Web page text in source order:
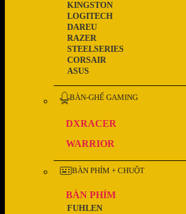
ASUS
CORSAIR
STEELSERIES
RAZER
DAREU
LOGITECH
KINGSTON
BÀN-GHẾ GAMING
DXRACER
WARRIOR
BÀN PHÍM + CHUỘT
BÀN PHÍM
FUHLEN